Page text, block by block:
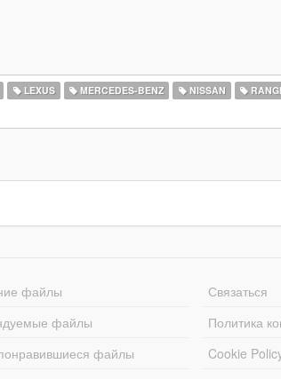
LEXUS MERCEDES-BENZ NISSAN
файлы
файлы
файлы
Связаться
Политика
Cookie